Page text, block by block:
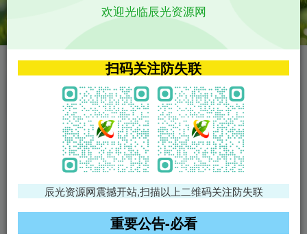
VIP特权介绍 APP源码
VIP特权介绍
火
VIP特权介绍
影视源码
影视源码
免费领支付宝红包
腾讯轻量4核4G3M服务器38元/
欢迎光临辰光资源网
扫码关注防失联
辰光资源网震撼开站,扫描以上二维码关注防失联
重要公告-必看